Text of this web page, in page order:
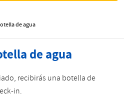
de agua
de agua
recibirás una botella de
in.